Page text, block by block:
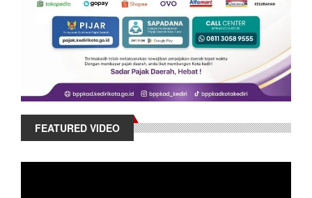
FEATURED VIDEO